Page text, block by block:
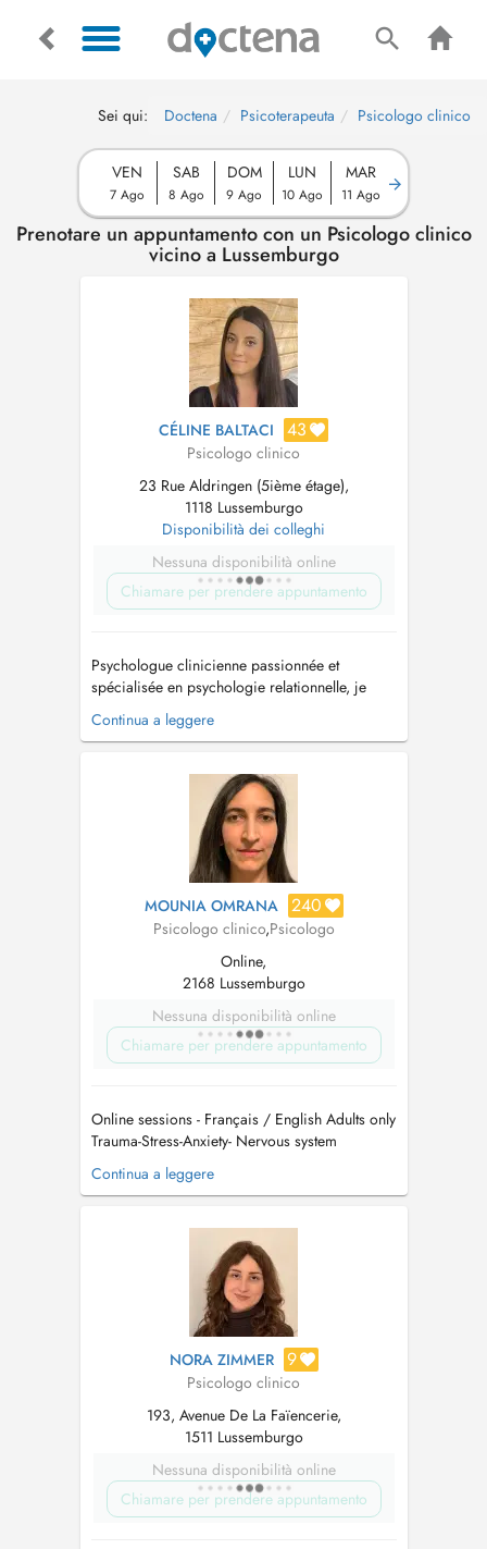
Sei qui: Doctena Psicoterapeuta Psicologo clinico
VEN
7 Ago
SAB
8 Ago
DOM
9 Ago
LUN
10 Ago
MAR
11 Ago
Prenotare un appuntamento con un Psicologo clinico
vicino a Lussemburgo
CÉLINE BALTACI 43
Psicologo clinico
23 Rue Aldringen (5ième étage),
1118 Lussemburgo
Disponibilità dei colleghi
Nessuna disponibilità online
Chiamare per prendere appuntamento
Psychologue clinicienne passionnée et
spécialisée en psychologie relationnelle, je
vous accueille avec bienveillance et respect
dans un cadre confidentiel pour vous
traversez, à votre rythme et dans le respect de
votre singularité. Formée à la thérapie sy...
Continua a leggere
MOUNIA OMRANA 240
Psicologo clinico,Psicologo
Online,
2168 Lussemburgo
Nessuna disponibilità online
Chiamare per prendere appuntamento
Online sessions - Français / English Adults only
Trauma-Stress-Anxiety- Nervous system
regulation- Psychosomatic Je propose un
soutien psychologique dans le cadre de la
troubles liés au stress et à l'anxiété, et des
troubles psychosomatiques. Je vo...
Continua a leggere
NORA ZIMMER 9
Psicologo clinico
193, Avenue De La Faïencerie,
1511 Lussemburgo
Nessuna disponibilità online
Chiamare per prendere appuntamento